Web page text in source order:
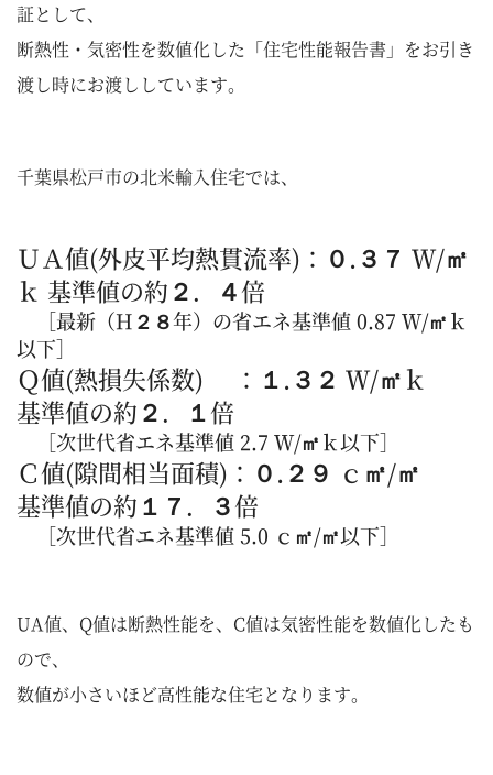
証として、
断熱性・気密性を数値化した「住宅性能報告書」をお引き
渡し時にお渡ししています。
千葉県松戸市の北米輸入住宅では、
ＵＡ値(外皮平均熱貫流率)：０.３７ Ｗ/㎡
ｋ 基準値の約２．４倍
［最新（H２８年）の省エネ基準値 0.87 Ｗ/㎡ｋ
以下］
Ｑ値(熱損失係数) ：１.３２ Ｗ/㎡ｋ
基準値の約２．１倍
［次世代省エネ基準値 2.7 Ｗ/㎡ｋ以下］
Ｃ値(隙間相当面積)：０.２９ ｃ㎡/㎡
基準値の約１７．３倍
［次世代省エネ基準値 5.0 ｃ㎡/㎡以下］
UA値、Q値は断熱性能を、C値は気密性能を数値化したも
ので、
数値が小さいほど高性能な住宅となります。